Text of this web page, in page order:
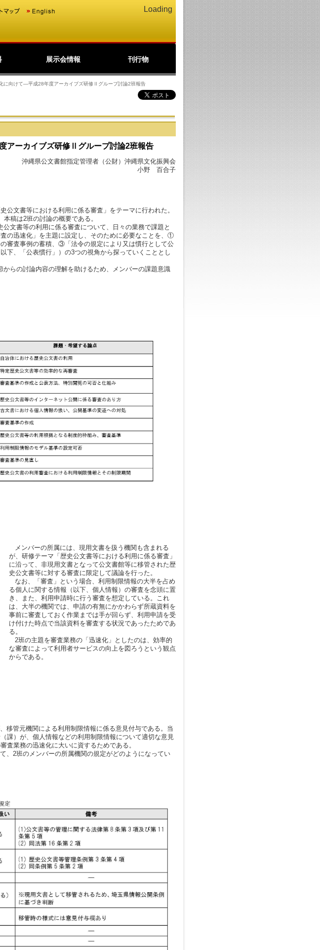
Loading
ブ
展示会情報
展示会情報
過去の展示会
刊行物
公文書館ニュース
アーカイブズ
北の丸
パンフレット(PDF)
に向けて―平成28年度アーカイブズ研修Ⅱグループ討論2班報告
アーカイブズ研修Ⅱグループ討論2班報告
沖縄県公文書館指定管理者（公財）沖縄県文化振興会
小野 百合子
文書等における利用に係る審査」をテーマに行われた。
稿は2班の討論の概要である。
文書等の利用に係る審査について、日々の業務で課題と
の迅速化」を主題に設定し、そのために必要なことを、①
審査事例の蓄積、③「法令の規定により又は慣行として公
下、「公表慣行」）の3つの視角から探っていくこととし
らの討論内容の理解を助けるため、メンバーの課題意識
メンバーの所属には、現用文書を扱う機関も含まれる
が、研修テーマ「歴史公文書等における利用に係る審査」
に沿って、非現用文書となって公文書館等に移管された歴
史公文書等に対する審査に限定して議論を行った。
なお、「審査」という場合、利用制限情報の大半を占め
る個人に関する情報（以下、個人情報）の審査を念頭に置
き、また、利用申請時に行う審査を想定している。これ
は、大半の機関では、申請の有無にかかわらず所蔵資料を
事前に審査しておく作業までは手が回らず、利用申請を受
け付けた時点で当該資料を審査する状況であったためであ
る。
2班の主題を審査業務の「迅速化」としたのは、効率的
な審査によって利用者サービスの向上を図ろうという観点
からである。
管元機関による利用制限情報に係る意見付与である。当
課）が、個人情報などの利用制限情報について適切な意見
査業務の迅速化に大いに資するためである。
、2班のメンバーの所属機関の規定がどのようになってい